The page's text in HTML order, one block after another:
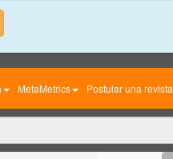
MetaMetrics Postular una revista